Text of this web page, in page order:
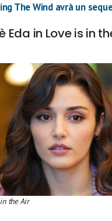
The Wind avrà un
Eda in Love is in
the Air